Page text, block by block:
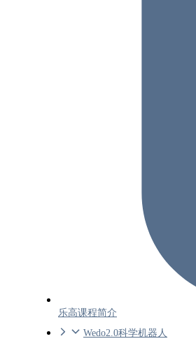
乐高课程简介
Wedo2.0科学机器人